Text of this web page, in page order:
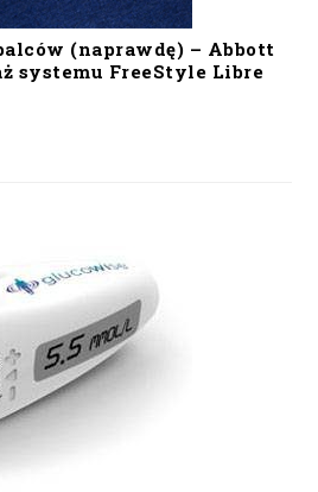
(naprawdę) – Abbott
systemu FreeStyle Libre